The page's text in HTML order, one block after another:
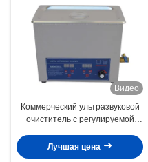
Видео
Коммерческий ультразвуковой
очиститель с регулируемой
ультразвуковые очистители
70W - 180W
Лучшая цена